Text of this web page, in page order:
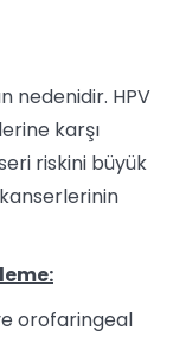
nedenidir. HPV
karşı
riskini büyük
orofaringeal